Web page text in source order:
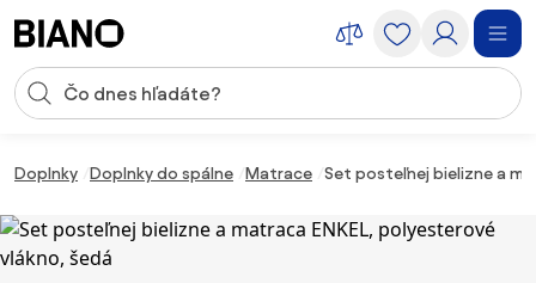
Vstup pre vyhľadávanie
Doplnky Doplnky do spálne Matrace Set posteľnej bielizne a